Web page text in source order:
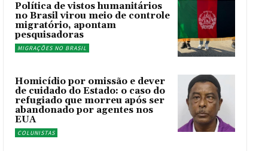
Política de vistos humanitários
no Brasil virou meio de controle
migratório, apontam
pesquisadoras
MIGRAÇÕES NO BRASIL
Homicídio por omissão e dever
de cuidado do Estado: o caso do
refugiado que morreu após ser
abandonado por agentes nos
EUA
COLUNISTAS